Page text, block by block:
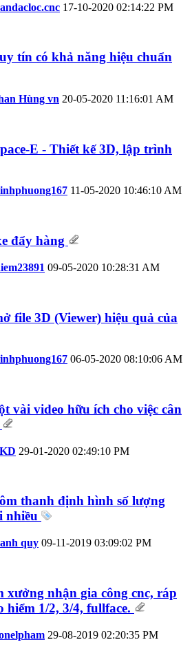
17-10-2020 02:14:22 PM
tín có khả năng hiệu chuẩn
Hùng vn 20-05-2020 11:16:01 AM
E - Thiết kế 3D, lập trình
11-05-2020 10:46:10 AM
đẩy hàng
09-05-2020 10:28:31 AM
file 3D (Viewer) hiệu quả của
06-05-2020 08:10:06 AM
vài video hữu ích cho việc cân
29-01-2020 02:49:10 PM
thanh định hình số lượng
nhiều
quy 09-11-2019 03:09:02 PM
xưởng nhận gia công cnc, ráp
hiểm 1/2, 3/4, fullface.
29-08-2019 02:20:35 PM